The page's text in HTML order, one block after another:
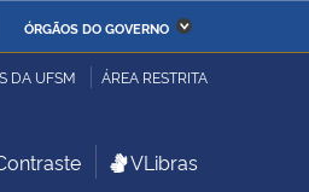
ÓRGÃOS DO GOVERNO
da Infraestrutura
da Ciência,
Inovações e
DA UFSM ÁREA RESTRITA
VLibras